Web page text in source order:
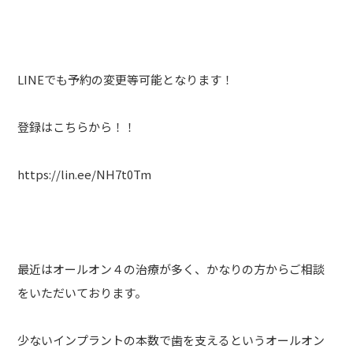
LINEでも予約の変更等可能となります！
登録はこちらから！！
https://lin.ee/NH7t0Tm
最近はオールオン４の治療が多く、かなりの方からご相談
をいただいております。
少ないインプラントの本数で歯を支えるというオールオン